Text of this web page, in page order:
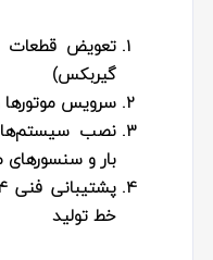
تعویض قطعات
گیربکس)
سرویس
نصب
بار و
خط تولید